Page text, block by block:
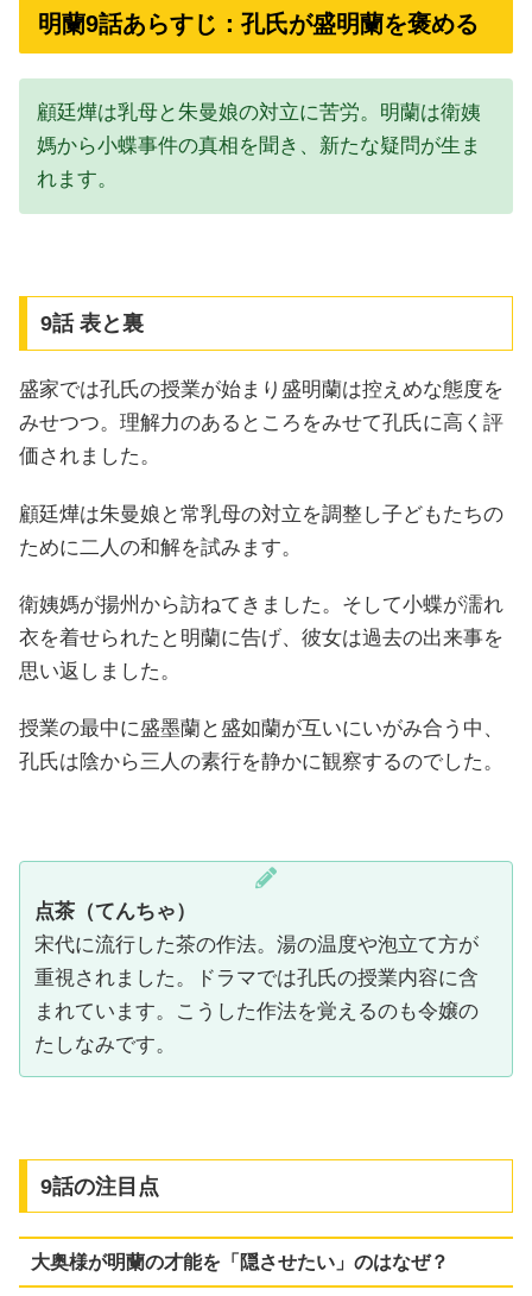
明蘭9話あらすじ：孔氏が盛明蘭を褒める
顧廷燁は乳母と朱曼娘の対立に苦労。明蘭は衛姨
媽から小蝶事件の真相を聞き、新たな疑問が生ま
れます。
9話 表と裏
盛家では孔氏の授業が始まり盛明蘭は控えめな態度を
みせつつ。理解力のあるところをみせて孔氏に高く評
価されました。
顧廷燁は朱曼娘と常乳母の対立を調整し子どもたちの
ために二人の和解を試みます。
衛姨媽が揚州から訪ねてきました。そして小蝶が濡れ
衣を着せられたと明蘭に告げ、彼女は過去の出来事を
思い返しました。
授業の最中に盛墨蘭と盛如蘭が互いにいがみ合う中、
孔氏は陰から三人の素行を静かに観察するのでした。
点茶（てんちゃ）
宋代に流行した茶の作法。湯の温度や泡立て方が
重視されました。ドラマでは孔氏の授業内容に含
まれています。こうした作法を覚えるのも令嬢の
たしなみです。
9話の注目点
大奥様が明蘭の才能を「隠させたい」のはなぜ？